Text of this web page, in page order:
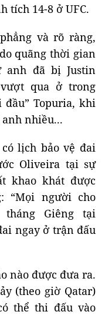
tích 14-8 ở UFC.
và rõ ràng,
quãng thời gian
đã bị Justin
vượt qua ở trong
đầu” Topuria, khi
nhiều...
lịch bảo vệ đai
Oliveira tại sự
khao khát được
“Mọi người cho
Giêng tại
ngay ở trận đấu
nào được đưa ra.
(theo giờ Qatar)
thể thi đấu vào